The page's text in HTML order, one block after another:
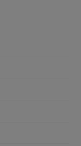
des produits à